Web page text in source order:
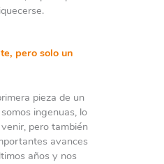
pero solo un
pieza de un
ingenuas, lo
pero también
avances
años y nos